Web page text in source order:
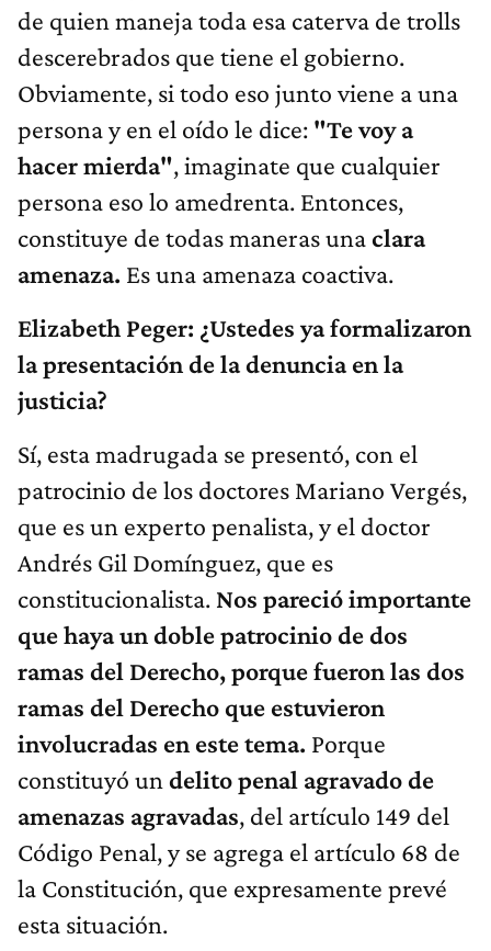
de quien maneja toda esa caterva de trolls
descerebrados que tiene el gobierno.
Obviamente, si todo eso junto viene a una
persona y en el oído le dice: "Te voy a
hacer mierda", imaginate que cualquier
persona eso lo amedrenta. Entonces,
constituye de todas maneras unaclara
amenaza. Es una amenaza coactiva.
Elizabeth Peger: ¿Ustedes ya formalizaron
la presentación de la denuncia en la
justicia?
Sí, esta madrugada se presentó, con el
patrocinio de los doctores Mariano Vergés,
que es un experto penalista, y el doctor
Andrés Gil Domínguez, que es
constitucionalista. Nos pareció importante
que haya un doble patrocinio de dos
ramas del Derecho, porque fueron las dos
ramas del Derecho que estuvieron
involucradas en este tema. Porque
constituyó un delito penal agravado de
amenazas agravadas, del artículo 149 del
Código Penal, y se agrega el artículo 68 de
la Constitución, que expresamente prevé
esta situación.